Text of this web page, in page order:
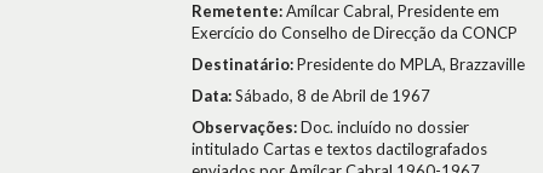
Remetente:Amílcar Cabral, Presidente em
Exercício do Conselho de Direcção da CONCP
Destinatário:Presidente do MPLA, Brazzaville
Data:Sábado, 8 de Abril de 1967
Observações:Doc. incluído no dossier
intitulado Cartas e textos dactilografados